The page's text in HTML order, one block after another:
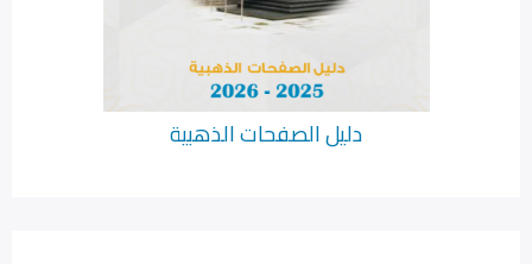
دليل الصفحات الذهبية